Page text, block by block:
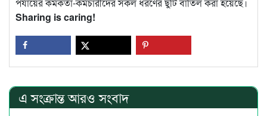
Sharing is caring!
এ সংক্রান্ত আরও সংবাদ